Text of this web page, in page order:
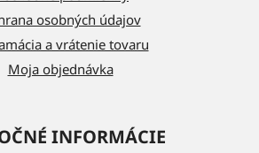
osobných údajov
a vrátenie tovaru
Moja objednávka
INFORMÁCIE